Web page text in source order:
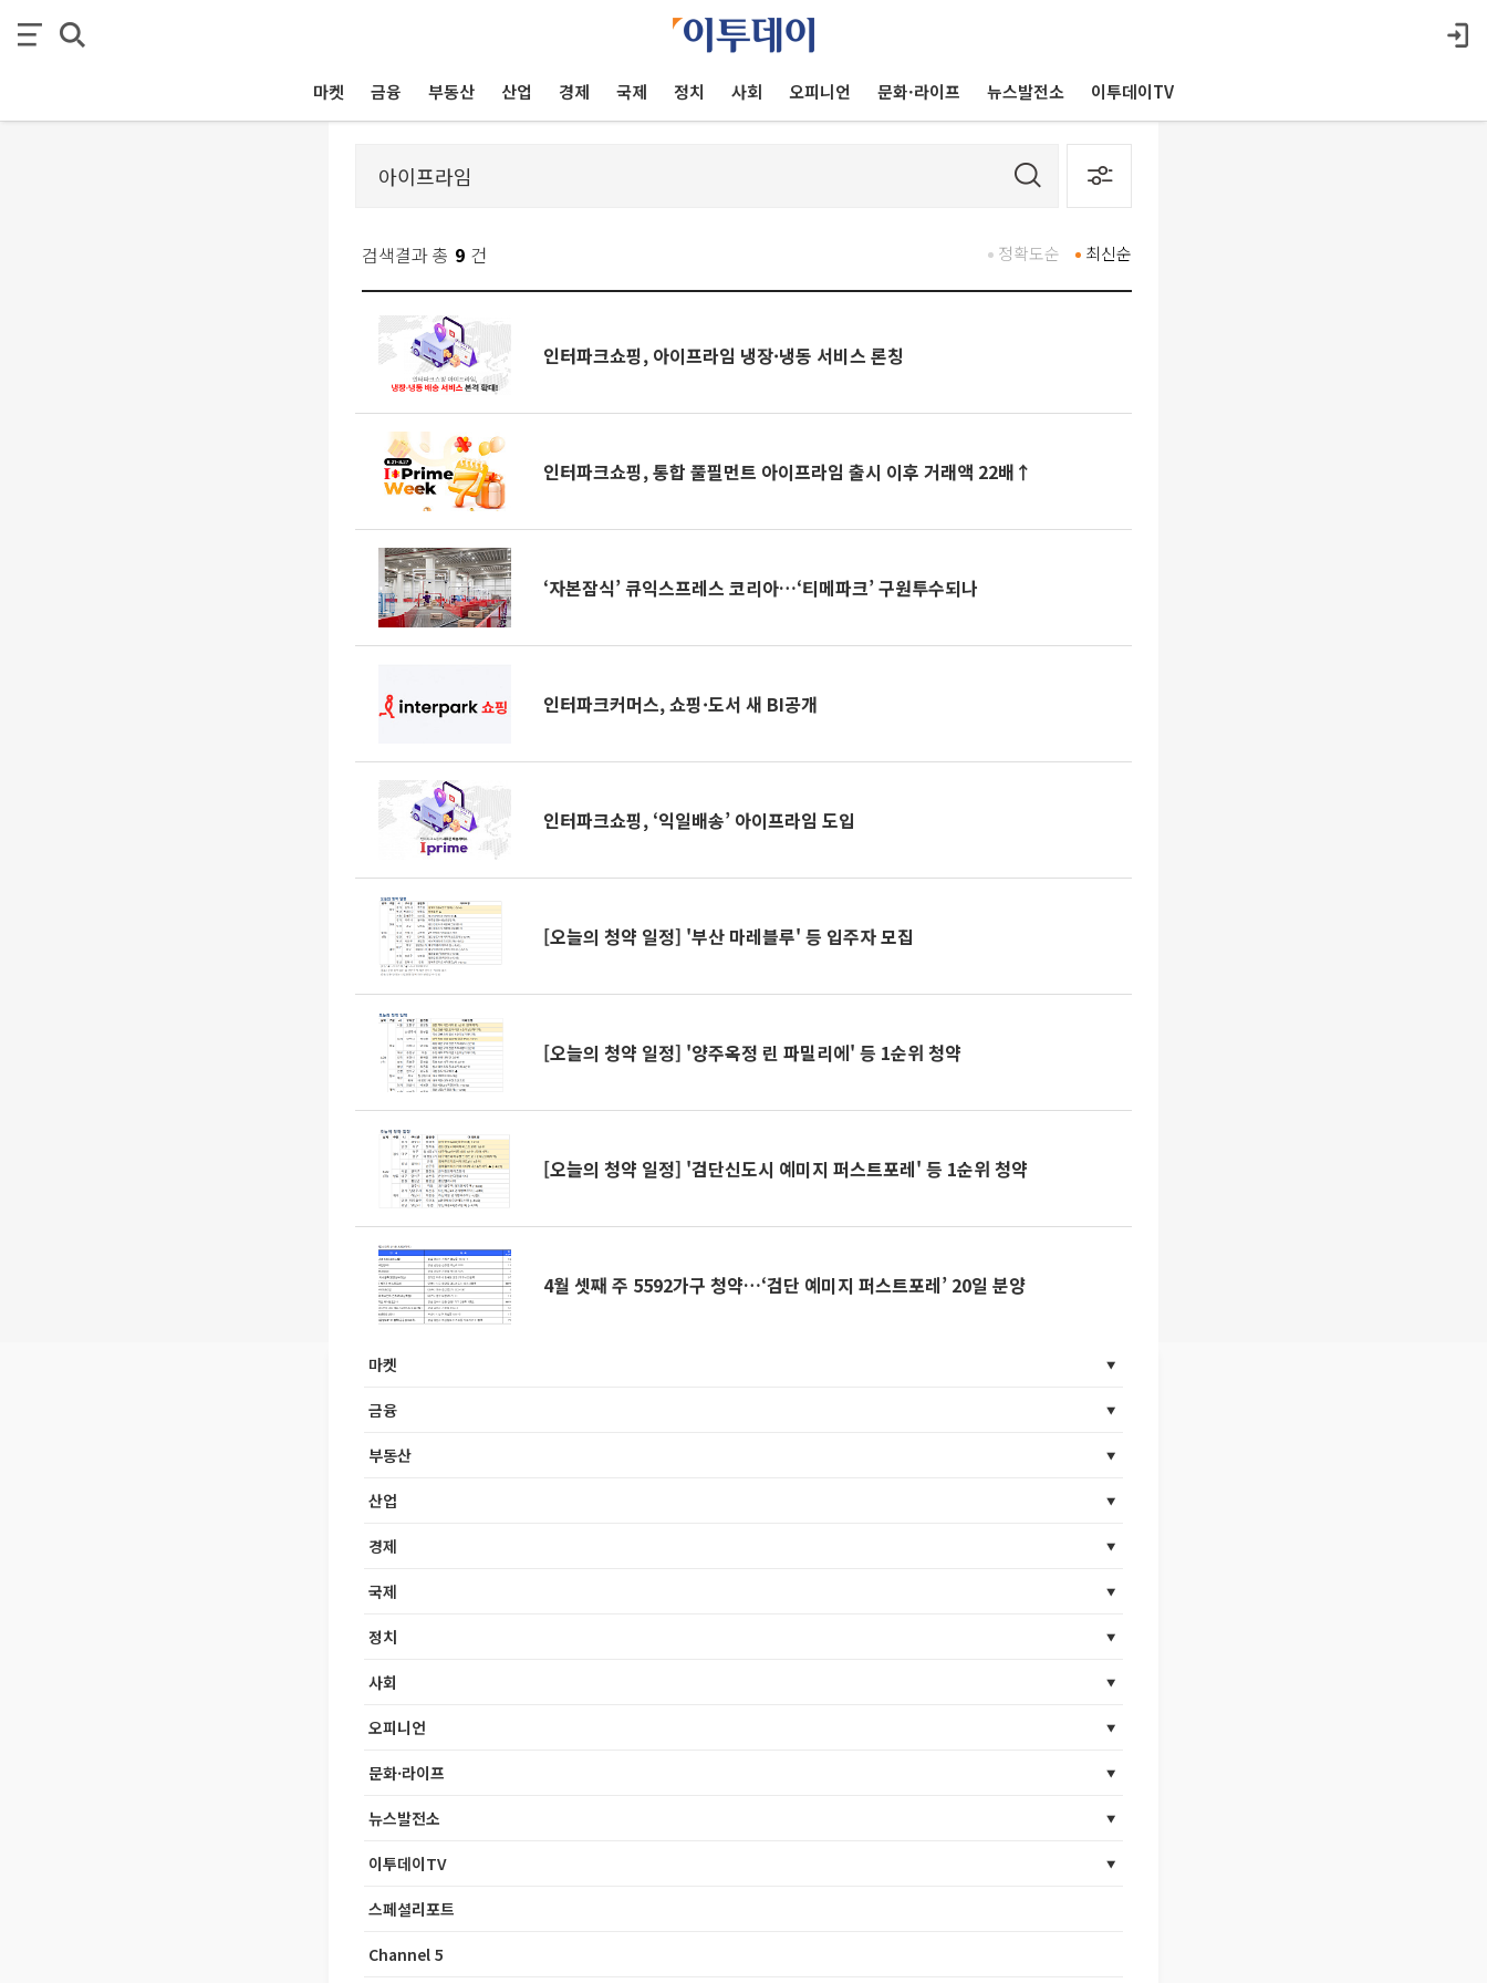
마켓 금융 부동산 산업 경제 국제 정치 사회 오피니언 문화·라이프 뉴스발전소 이투데이TV
검색결과 총 9 건 최신순
정확도순
인터파크쇼핑, 아이프라임 냉장·냉동 서비스 론칭
인터파크쇼핑, 통합 풀필먼트 아이프라임 출시 이후 거래액 22배↑
‘자본잠식’ 큐익스프레스 코리아…‘티메파크’ 구원투수되나
인터파크커머스, 쇼핑·도서 새 BI공개
인터파크쇼핑, ‘익일배송’ 아이프라임 도입
[오늘의 청약 일정] '부산 마레블루' 등 입주자 모집
[오늘의 청약 일정] '양주옥정 린 파밀리에' 등 1순위 청약
[오늘의 청약 일정] '검단신도시 예미지 퍼스트포레' 등 1순위 청약
4월 셋째 주 5592가구 청약…‘검단 예미지 퍼스트포레’ 20일 분양
마켓
금융
부동산
산업
경제
국제
정치
사회
오피니언
문화·라이프
뉴스발전소
이투데이TV
스페셜리포트
Channel 5